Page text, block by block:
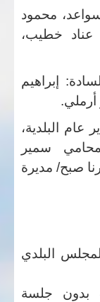
محمود
عناد خطيب،
إبراهيم
أرملي.
البلدية،
سمير
صبح/ مديرة
البلدي
بدون جلسة